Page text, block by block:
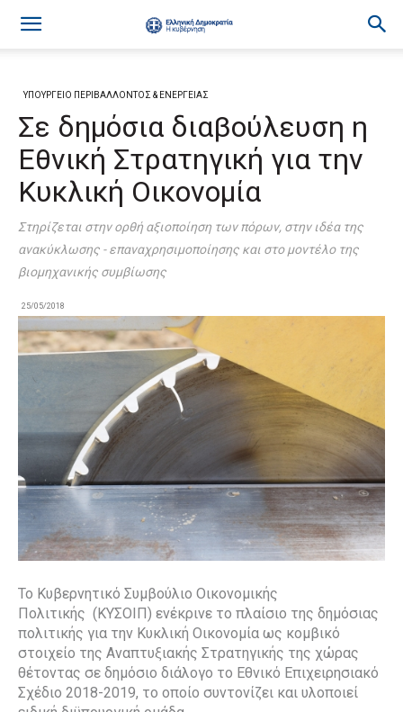
ΥΠΟΥΡΓΕΙΟ ΠΕΡΙΒΑΛΛΟΝΤΟΣ & ΕΝΕΡΓΕΙΑΣ
Σε δημόσια διαβούλευση η
Εθνική Στρατηγική για την
Κυκλική Οικονομία
Στηρίζεται στην ορθή αξιοποίηση των πόρων, στην ιδέα της
ανακύκλωσης - επαναχρησιμοποίησης και στο μοντέλο της
βιομηχανικής συμβίωσης
25/05/2018
Το Κυβερνητικό Συμβούλιο Οικονομικής
Πολιτικής (ΚΥΣΟΙΠ) ενέκρινε το πλαίσιο της δημόσιας
πολιτικής για την Κυκλική Οικονομία ως κομβικό
στοιχείο της Αναπτυξιακής Στρατηγικής της χώρας
θέτοντας σε δημόσιο διάλογο το Εθνικό Επιχειρησιακό
Σχέδιο 2018-2019, το οποίο συντονίζει και υλοποιεί